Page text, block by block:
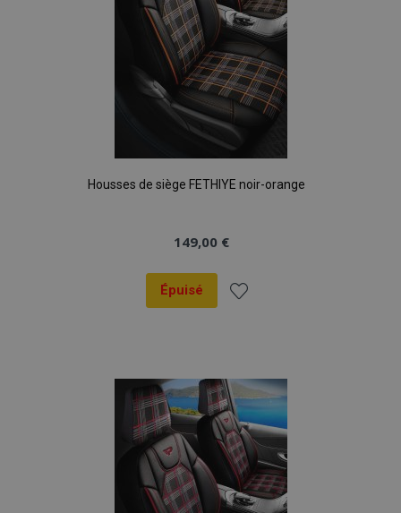
Housses de siège FETHIYE noir-orange
149,00 €
Épuisé
liste
d'achats